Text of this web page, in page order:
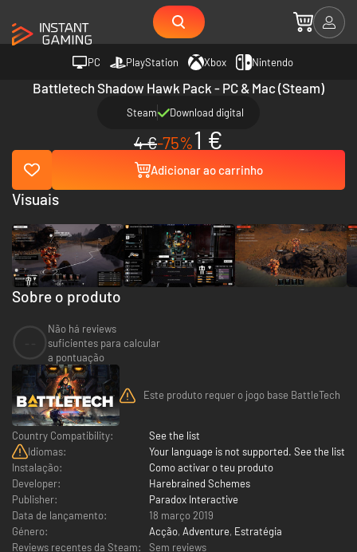
PC PlayStation Xbox Nintendo
Battletech Shadow Hawk Pack - PC & Mac (Steam)
Steam Download digital
4 €-75%1 €
Adicionar ao carrinho
Sobre o produto
Não há reviews
suficientes para calcular
a pontuação
Este produto requer o jogo base BattleTech
Country Compatibility:
See the list
Idiomas:
Your language is not supported. See the list
Instalação:
Como activar o teu produto
Developer:
Harebrained Schemes
Publisher:
Paradox Interactive
Data de lançamento:
18 março 2019
Género:
Acção, Adventure, Estratégia
Reviews recentes da Steam:
Sem reviews
Visuais